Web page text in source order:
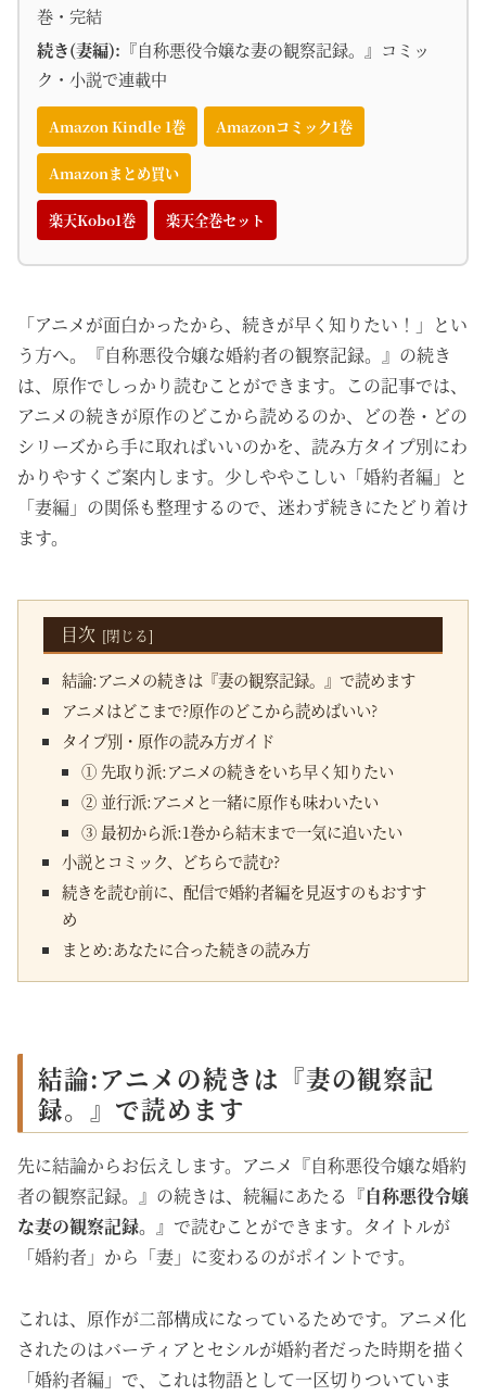
巻・完結
続き(妻編): 『自称悪役令嬢な妻の観察記録。』コミッ
ク・小説で連載中
Amazon Kindle 1巻 Amazonコミック1巻
Amazonまとめ買い
楽天Kobo1巻 楽天全巻セット
「アニメが面白かったから、続きが早く知りたい！」とい
う方へ。『自称悪役令嬢な婚約者の観察記録。』の続き
は、原作でしっかり読むことができます。この記事では、
アニメの続きが原作のどこから読めるのか、どの巻・どの
シリーズから手に取ればいいのかを、読み方タイプ別にわ
かりやすくご案内します。少しややこしい「婚約者編」と
「妻編」の関係も整理するので、迷わず続きにたどり着け
ます。
目次
結論:アニメの続きは『妻の観察記録。』で読めます
アニメはどこまで?原作のどこから読めばいい?
タイプ別・原作の読み方ガイド
① 先取り派:アニメの続きをいち早く知りたい
② 並行派:アニメと一緒に原作も味わいたい
③ 最初から派:1巻から結末まで一気に追いたい
小説とコミック、どちらで読む?
続きを読む前に、配信で婚約者編を見返すのもおすす
め
まとめ:あなたに合った続きの読み方
結論:アニメの続きは『妻の観察記
録。』で読めます
先に結論からお伝えします。アニメ『自称悪役令嬢な婚約
者の観察記録。』の続きは、続編にあたる 『自称悪役令嬢
な妻の観察記録。』 で読むことができます。タイトルが
「婚約者」から「妻」に変わるのがポイントです。
これは、原作が二部構成になっているためです。アニメ化
されたのはバーティアとセシルが婚約者だった時期を描く
「婚約者編」で、これは物語として一区切りついていま